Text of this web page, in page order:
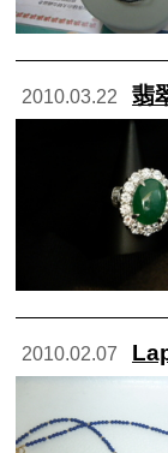
2010.03.22 翡
2010.02.07